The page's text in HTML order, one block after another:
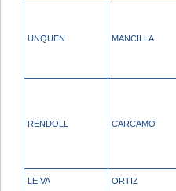
UNQUEN MANCILLA
RENDOLL CARCAMO
LEIVA ORTIZ